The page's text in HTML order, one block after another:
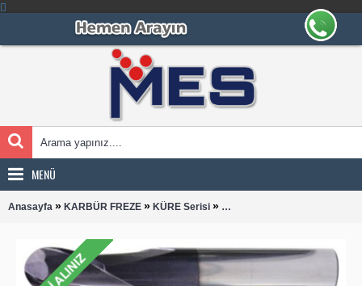
MENÜ
Anasayfa » KARBÜR FREZE » KÜRE Serisi » KÜRE 0250 KARBÜR